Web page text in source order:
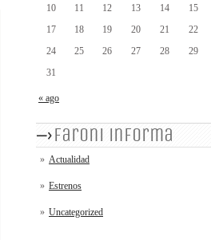
« ago
10
11 12 13 14 15
17
18 19 20 21 22
24
25 26 27 28 29
31
faroni informa
Actualidad
Estrenos
Uncategorized